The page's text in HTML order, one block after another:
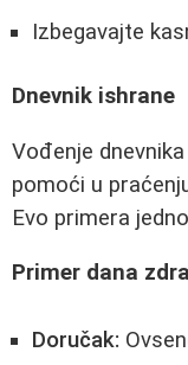
Izbegavajte
Dnevnik ishrane
Vođenje
pomoći u
Evo primera
Primer dana
Doručak: